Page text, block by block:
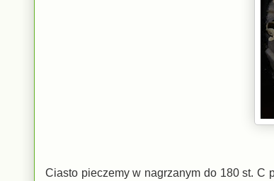
Ciasto pieczemy w nagrzanym do 180 st. C